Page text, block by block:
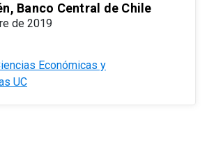
Banco Central de Chile
de 2019
Económicas y
UC